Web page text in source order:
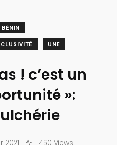
BÉNIN
UNE
! c’est un
»:
2021
460 Views